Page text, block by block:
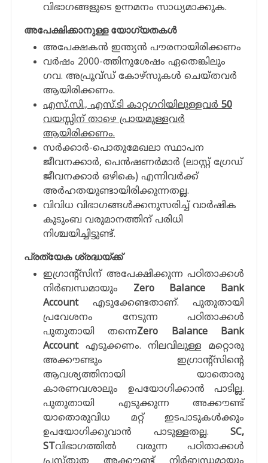
വിഭാഗങ്ങളുടെ ഉന്നമനം സാധ്യമാക്കുക.
അപേക്ഷിക്കാനുള്ള യോഗ്യതകൾ
അപേക്ഷകൻ ഇന്ത്യൻ പൗരനായിരിക്കണം
വര്‍ഷം 2000-ത്തിനുശേഷം ഏതെങ്കിലും
ഗവ. അപ്രൂവ്ഡ് കോഴ്സുകള്‍ ചെയ്തവര്‍
ആയിരിക്കണം.
എസ്.സി., എസ്.ടി കാറ്റഗറിയിലുള്ളവര്‍50
വയസ്സിന് താഴെ പ്രായമുള്ളവര്‍
ആയിരിക്കണം.
സര്‍ക്കാര്‍-പൊതുമേഖലാ സ്ഥാപന
ജീവനക്കാര്‍, പെന്‍ഷണര്‍മാര്‍ (ലാസ്റ്റ് ഗ്രേഡ്
ജീവനക്കാര്‍ ഒഴികെ) എന്നിവര്‍ക്ക്
അര്‍ഹതയുണ്ടായിരിക്കുന്നതല്ല.
വിവിധ വിഭാഗങ്ങൾക്കനുസരിച്ച് വാർഷിക
കുടുംബ വരുമാനത്തിന് പരിധി
നിശ്ചയിച്ചിട്ടുണ്ട്.
പ്രത്യേക ശ്രദ്ധയ്ക്ക്
ഇഗ്രാന്‍റ്സിന് അപേക്ഷിക്കുന്ന പഠിതാക്കള്‍
നിര്‍ബന്ധമായും Zero Balance Bank
Accountഎടുക്കേണ്ടതാണ്. പുതുതായി
പ്രവേശനം നേടുന്ന പഠിതാക്കള്‍
പുതുതായി തന്നെZero Balance Bank
Account എടുക്കണം. നിലവിലുള്ള മറ്റൊരു
അക്കൗണ്ടും ഇഗ്രാന്‍റ്സിന്‍റെ
ആവശ്യത്തിനായി യാതൊരു
കാരണവശാലും ഉപയോഗിക്കാന്‍ പാടില്ല.
പുതുതായി എടുക്കുന്ന അക്കൗണ്ട്
യാതൊരുവിധ മറ്റ് ഇടപാടുകള്‍ക്കും
ഉപയോഗിക്കുവാന്‍ പാടുള്ളതല്ല. SC,
STവിഭാഗത്തില്‍ വരുന്ന പഠിതാക്കള്‍